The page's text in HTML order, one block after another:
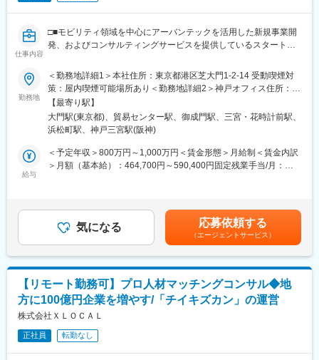
交通事業者や自動車業界関連の企業を中心に、自治体やインフラ
企業等、幅広いクライアントとかかわります。
■プロジェクト例：
・モビリティハブの運営・回遊性向上など、モビリティにかかわ
る自社サービス開発
・EVの車両データ管理システムの企画～提供（e-mobilog）
・位置情報を使用した次世代水素プラントの配送効率化システム
開発
「都市生活と都市の持続可能性をアップデートする技術」です。
■こんな方にぴったり：
・大型＆新規プロジェクトに携わりたい方
・社会貢献の高い仕事がしたい方
・会社や事業を共につくりあげていきたい方
・専門特化するのではなく、幅広くチャレンジしたい方
変更の範囲：会社の定める業務
仕事内容
□■モビリティ領域を中心にアーバンテックを活用した新規事業開
発、およびコンサルティングサービスを提供しているスタートア
◎大型・新規事業に携わることができる
◎クライアントと共にサービスモデルを検討し、システム開発に
取り組むテックリード
■業務概要：
当社のさらなる成長を、事業開発の面から推進していただきま
す。
■業務詳細：
モビリティ業界やインフラ企業など、主にエンタープライズ向け
プロジェクトにおいて、技術面からチームをリードしプロジェク
◇プロジェクト全体の技術選定や設計方針の策定
◇クライアントニーズやプロジェクト要件に応じた最適なソリュ
ーションの提案
◇開発プロセスの進捗管理、課題解決、品質管理
◇メンバーへの技術指導およびコードレビュー
■ポジションの特徴：
勤務地
＜勤務地詳細1＞本社住所：東京都港区芝大門1-2-14 受動喫煙対
策：屋内喫煙可能場所あり＜勤務地詳細2＞神戸オフィス住所：兵
庫県神戸市中央区磯辺通3-1-2 受動喫煙対策：屋内喫煙可能場所あ
り変更の範囲：会社の定める事業所（リモートワーク含む）
【最寄り駅】
大門駅(東京都)、貿易センター駅、御成門駅、三宮・花時計前駅、
浜松町駅、神戸三宮駅(阪神)
給与
＜予定年収＞800万円～1,000万円＜賃金形態＞月給制＜賃金内訳
＞月額（基本給）：464,700円～590,400円固定残業手当/月：
経験・スキル等を考慮した上で決定いたします。■昇給：年1回／
人事評価制度による■決算賞与：業績による■その他寸志などあり
賃金はあくまでも目安の金額であり、選考を通じて上下する可能
性があります。月給(月額)は固定手当を含めた表記です。
気になる 応募依頼する
（エージェントサービス）
【リモート勤務可】プロ人材マッチングコンサル◆地
方に100億円企業を増やす/「チイキズカン」の運営
株式会社ＸＬＯＣＡＬ
正社員 転勤なし